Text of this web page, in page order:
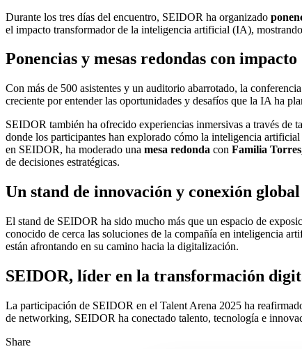
Durante los tres días del encuentro, SEIDOR ha organizado
el impacto transformador de la inteligencia artificial (IA),
Ponencias y mesas redondas con impacto
Con más de 500 asistentes y un auditorio abarrotado, la
creciente por entender las oportunidades y desafíos que la IA ha
SEIDOR también ha ofrecido experiencias inmersivas a través de
donde los participantes han explorado cómo la inteligencia
en SEIDOR, ha moderado una mesa redonda con Familia
de decisiones estratégicas.
Un stand de innovación y conexión global
El stand de SEIDOR ha sido mucho más que un espacio de
conocido de cerca las soluciones de la compañía en inteligencia
están afrontando en su camino hacia la digitalización.
SEIDOR, líder en la transformación
La participación de SEIDOR en el Talent Arena 2025 ha
de networking, SEIDOR ha conectado talento, tecnología e
Share